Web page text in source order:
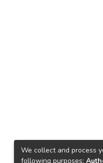
We collect and process
following purposes: